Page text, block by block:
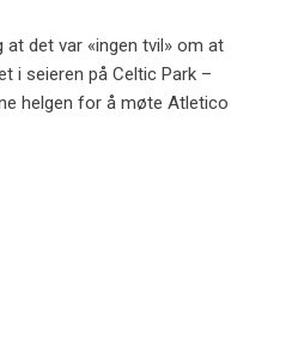
det var «ingen tvil» om at
i seieren på Celtic Park –
helgen for å møte Atletico